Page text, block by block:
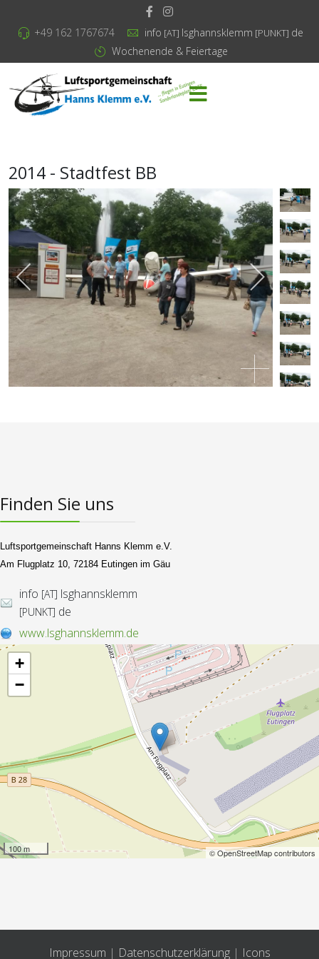
+49 162 1767674 info [AT] lsghannsklemm [PUNKT] de
Wochenende & Feiertage
2014 - Stadtfest BB
Finden Sie uns
Luftsportgemeinschaft Hanns Klemm e.V.
Am Flugplatz 10, 72184 Eutingen im Gäu
info [AT] lsghannsklemm
[PUNKT] de
www.lsghannsklemm.de
+
−
100 m © OpenStreetMap contributors
Impressum | Datenschutzerklärung | Icons